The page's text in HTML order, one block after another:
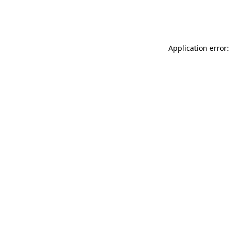
Application